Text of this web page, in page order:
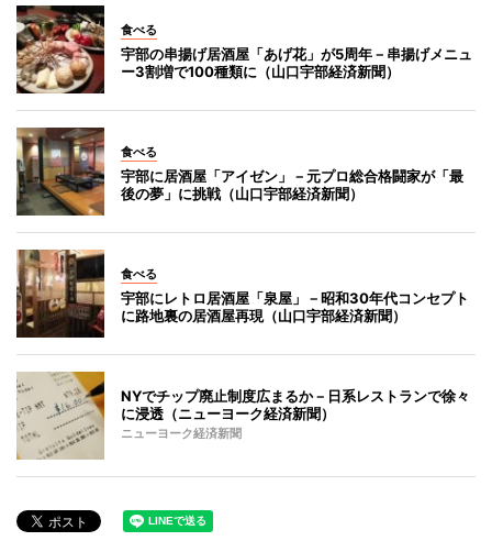
食べる
宇部の串揚げ居酒屋「あげ花」が5周年－串揚げメニュ
ー3割増で100種類に（山口宇部経済新聞）
食べる
宇部に居酒屋「アイゼン」－元プロ総合格闘家が「最
後の夢」に挑戦（山口宇部経済新聞）
食べる
宇部にレトロ居酒屋「泉屋」－昭和30年代コンセプト
に路地裏の居酒屋再現（山口宇部経済新聞）
NYでチップ廃止制度広まるか－日系レストランで徐々
に浸透（ニューヨーク経済新聞）
ニューヨーク経済新聞